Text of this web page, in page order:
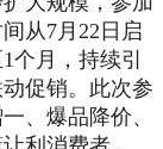
从7月22日启
个月，持续引
促销。此次参
、爆品降价、